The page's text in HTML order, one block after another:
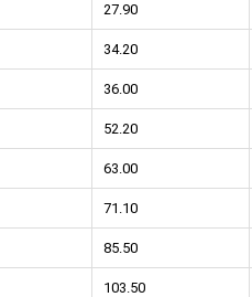
года!
Cкрытый
У нас
крепеж для
27.90
34.20
36.00
52.20
63.00
71.10
85.50
103.50